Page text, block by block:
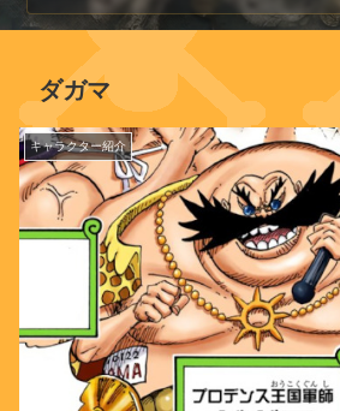
ダガマ
キャラクター紹介